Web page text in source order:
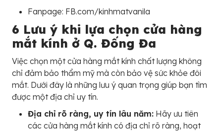
Fanpage: FB.com/kinhmatvanila
6 Lưu ý khi lựa chọn cửa hàng
mắt kính ở Q. Đống Đa
Việc chọn một cửa hàng mắt kính chất lượng không
chỉ đảm bảo thẩm mỹ mà còn bảo vệ sức khỏe đôi
mắt. Dưới đây là những lưu ý quan trọng giúp bạn tìm
được một địa chỉ uy tín.
Địa chỉ rõ ràng, uy tín lâu năm: Hãy ưu tiên
các cửa hàng mắt kính có địa chỉ rõ ràng, hoạt